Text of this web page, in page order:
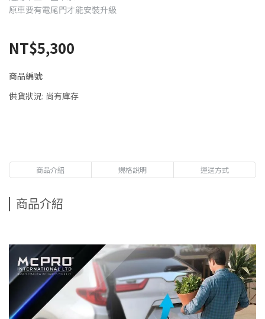
原車要有電尾門才能安裝升級
NT$5,300
商品編號:
供貨狀況: 尚有庫存
商品介紹 規格說明 運送方式
商品介紹